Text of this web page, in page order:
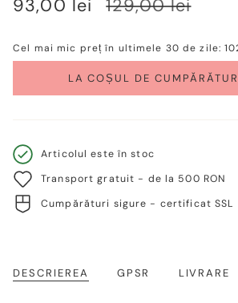
Verkaufspreis
93,00 lei
Regulärer
129,00 lei
Cel mai mic preț în ultimele 30 de zile:
LA COȘUL DE
Articolul este în stoc
Transport gratuit - de la 500 RON
Cumpărături sigure - certificat SSL
DESCRIEREA GPSR LIVRARE